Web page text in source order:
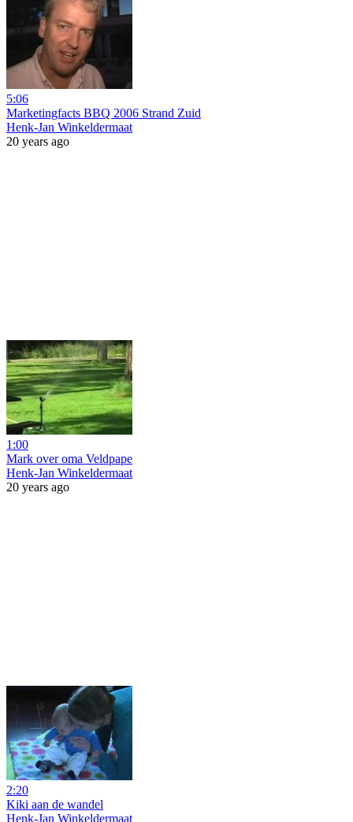
5:06
Marketingfacts BBQ 2006 Strand Zuid
Henk-Jan Winkeldermaat
20 years ago
1:00
Mark over oma Veldpape
Henk-Jan Winkeldermaat
20 years ago
2:20
Kiki aan de wandel
Henk-Jan Winkeldermaat